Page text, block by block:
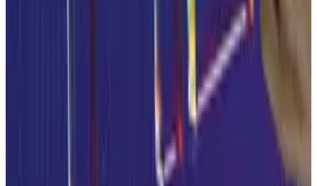
Die neue EmpCo-Richtlinie, Künstliche Intelligenz und
Stärkegewinnung aus Mikroalgen sind Themen des neuen
Newsletters der Arbeitsgemeinschaft Getreideforschung.
Zudem gibt es zahlreiche weitere Hinweise für die Branche.
Prof. Dr. Meinolf G. Lindhauer · 8 min